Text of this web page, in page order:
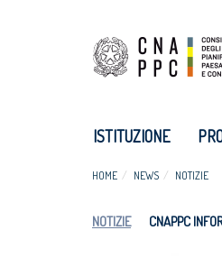
ISTITUZIONE
HOME NEWS NOTIZIE
NOTIZIE CNAPPC